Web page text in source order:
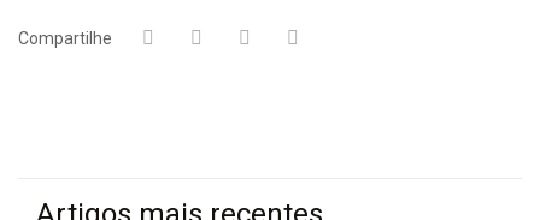
Compartilhe